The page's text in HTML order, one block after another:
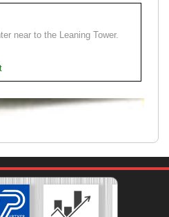
near to the Leaning Tower.